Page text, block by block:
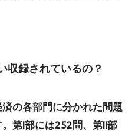
収録されているの？
の各部門に分かれた問題
第I部には252問、第II部